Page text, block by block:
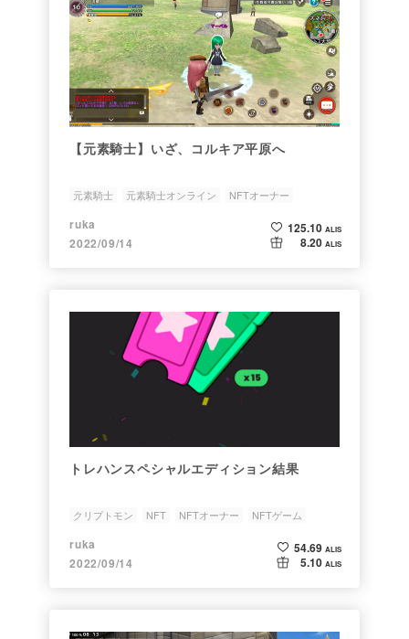
【元素騎士】いざ、コルキア平原へ
元素騎士 元素騎士オンライン
NFTオーナー
NFTゲーム
ruka
2022/09/14
125.10 ALIS
8.20 ALIS
トレハンスペシャルエディション結果
クリプトモン NFT NFTオーナー
NFTゲーム
トレハン
ruka
2022/09/14
54.69 ALIS
5.10 ALIS